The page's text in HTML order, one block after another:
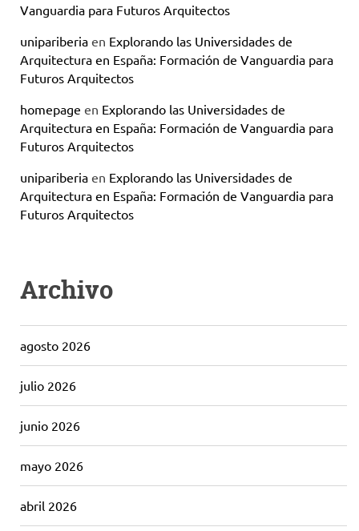
Vanguardia para Futuros Arquitectos
unipariberia en Explorando las Universidades de
Arquitectura en España: Formación de Vanguardia para
Futuros Arquitectos
homepage en Explorando las Universidades de
Arquitectura en España: Formación de Vanguardia para
Futuros Arquitectos
unipariberia en Explorando las Universidades de
Arquitectura en España: Formación de Vanguardia para
Futuros Arquitectos
Archivo
agosto 2026
julio 2026
junio 2026
mayo 2026
abril 2026